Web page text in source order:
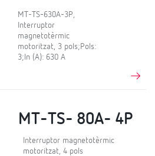
MT-TS-630A-3P,
Interruptor
magnetotèrmic
motoritzat, 3 pols;Pols:
3;In (A): 630 A
MT-TS- 80A- 4P
Interruptor magnetotèrmic
motoritzat, 4 pols